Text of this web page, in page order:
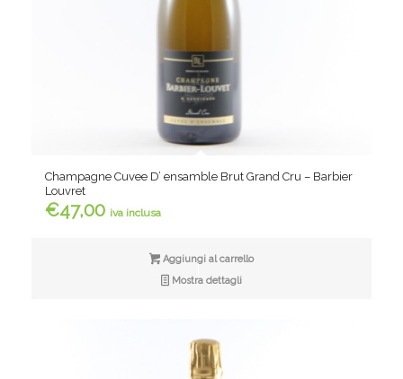
Champagne Cuvee D’ ensamble Brut Grand Cru – Barbier
Louvret
€47,00 iva inclusa
Aggiungi al carrello
Mostra dettagli